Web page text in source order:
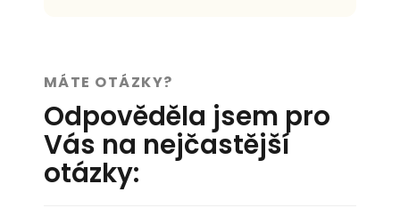
MÁTE OTÁZKY?
Odpověděla jsem pro
Vás na nejčastější
otázky: